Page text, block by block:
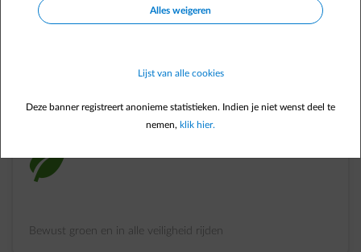
element-charge-car
impulse-leaf
Bewust groen en in alle veiligheid rijden
Alles weigeren
Lijst van alle cookies
Deze banner registreert anonieme statistieken. Indien je niet wenst deel te
nemen, klik hier.